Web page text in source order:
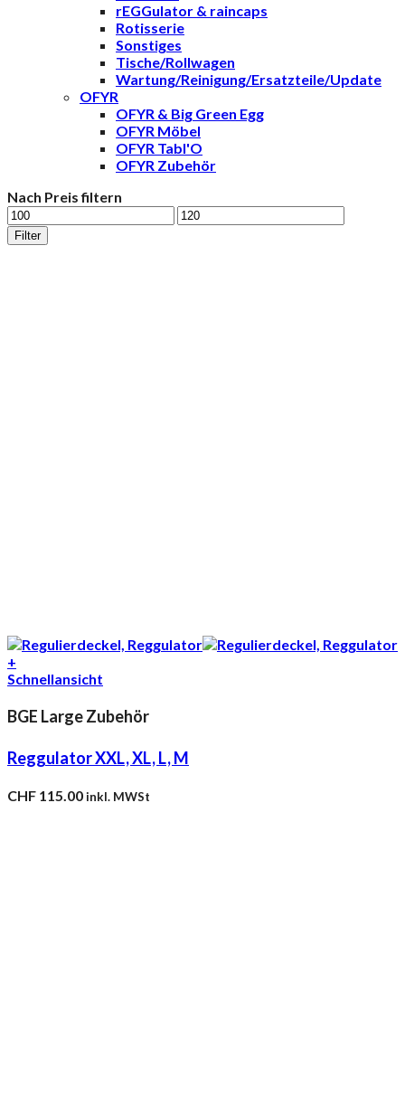
rEGGulator & raincaps
Rotisserie
Sonstiges
Tische/Rollwagen
Wartung/Reinigung/Ersatzteile/Update
OFYR
OFYR & Big Green Egg
OFYR Möbel
OFYR Tabl'O
OFYR Zubehör
Nach Preis filtern
Min.
Preis
Max.
Preis
Filter
+
Schnellansicht
BGE Large Zubehör
Reggulator XXL, XL, L, M
CHF 115.00inkl. MWSt